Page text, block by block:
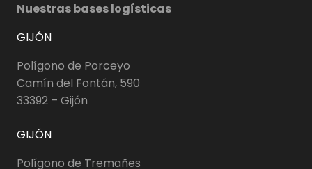
Nuestras bases logísticas
GIJÓN
Polígono de Porceyo
Camín del Fontán, 590
33392 – Gijón
GIJÓN
Polígono de Tremañes